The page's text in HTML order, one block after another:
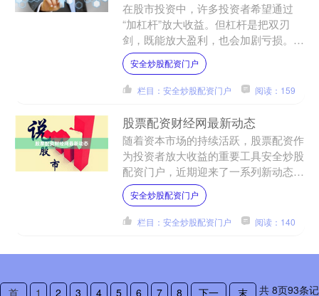
在股市投资中，许多投资者希望通过
“加杠杆”放大收益。但杠杆是把双刃
剑，既能放大盈利，也会加剧亏损。本
文将介绍合规的加杠杆途径及必须了解
的风险。 ## 一、什么是....
安全炒股配资门户
栏目：安全炒股配资门户 阅读：159
股票配资财经网最新动态
随着资本市场的持续活跃，股票配资作
为投资者放大收益的重要工具安全炒股
配资门户，近期迎来了一系列新动态。
股票配资财经网最新动态显示，监管政
策、平台服务以及市场环境....
安全炒股配资门户
栏目：安全炒股配资门户 阅读：140
首
1 2 3 4 5 6 7 8
下一
末
共 8页93条记